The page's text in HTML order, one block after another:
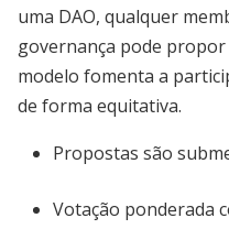
uma DAO, qualquer
governança pode propor
modelo fomenta a
de forma equitativa.
Propostas são
Votação ponderada